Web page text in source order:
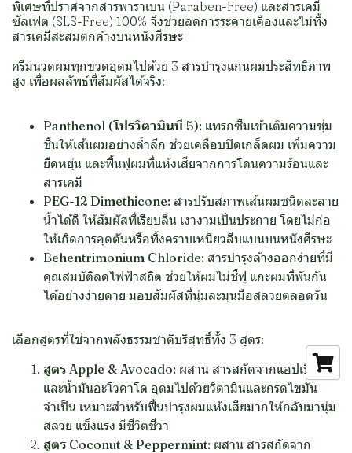
พิเศษที่ปราศจากสารพาราเบน (Paraben-Free) และสารเคมี
ซัลเฟต (SLS-Free) 100% จึงช่วยลดการระคายเคืองและไม่ทิ้ง
สารเคมีสะสมตกค้างบนหนังศีรษะ
ครีมนวดผมทุกขวดอุดมไปด้วย 3 สารบำรุงแกนผมประสิทธิภาพ
สูง เพื่อผลลัพธ์ที่สัมผัสได้จริง:
Panthenol (โปรวิตามินบี 5): แทรกซึมเข้าเติมความชุ่ม
ชื้นให้เส้นผมอย่างล้ำลึก ช่วยเคลือบปิดเกล็ดผม เพิ่มความ
ยืดหยุ่น และฟื้นฟูผมที่แห้งเสียจากการโดนความร้อนและ
สารเคมี
PEG-12 Dimethicone: สารปรับสภาพเส้นผมชนิดละลาย
น้ำได้ดี ให้สัมผัสที่เรียบลื่น เงางามเป็นประกาย โดยไม่ก่อ
ให้เกิดการอุดตันหรือทิ้งคราบเหนียวลีบแบนบนหนังศีรษะ
Behentrimonium Chloride: สารบำรุงล้างออกง่ายที่มี
คุณสมบัติลดไฟฟ้าสถิต ช่วยให้ผมไม่ชี้ฟู แกะผมที่พันกัน
ได้อย่างง่ายดาย มอบสัมผัสที่นุ่มละมุนมือสลวยตลอดวัน
เลือกสูตรที่ใช่จากพลังธรรมชาติบริสุทธิ์ทั้ง 3 สูตร:
สูตร Apple & Avocado: ผสาน สารสกัดจากแอปเปิ้ล
และน้ำมันอะโวคาโด อุดมไปด้วยวิตามินและกรดไขมัน
จำเป็น เหมาะสำหรับฟื้นบำรุงผมแห้งเสียมากให้กลับมานุ่ม
สลวย แข็งแรง มีชีวิตชีวา
สูตร Coconut & Peppermint: ผสาน สารสกัดจาก